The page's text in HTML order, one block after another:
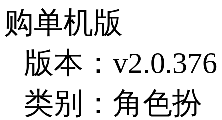
购单机版
版本：v2.0.376
类别：角色扮